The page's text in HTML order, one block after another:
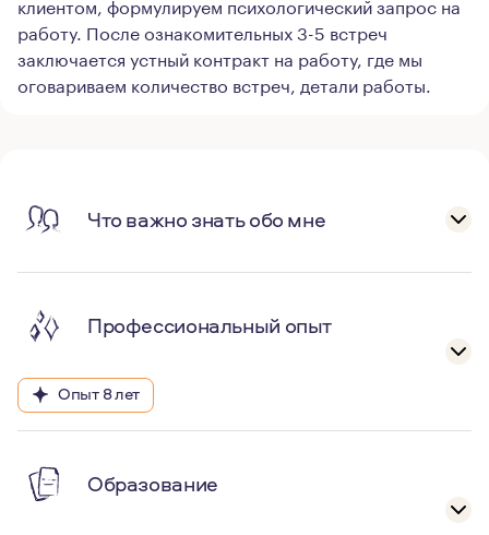
работу. После ознакомительных 3-5 встреч
заключается устный контракт на работу, где мы
оговариваем количество встреч, детали работы.
Что важно знать обо мне
Профессиональный опыт
Опыт 8 лет
Образование